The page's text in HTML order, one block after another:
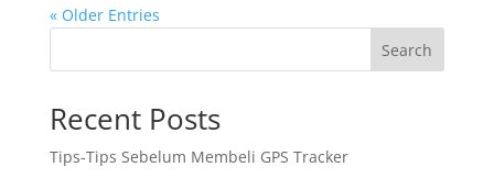
« Older Entries
Search
Recent Posts
Tips-Tips Sebelum Membeli GPS Tracker